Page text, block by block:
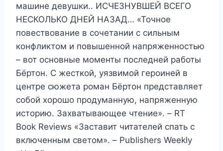
машине девушки.. ИСЧЕЗНУВШЕЙ ВСЕГО
НЕСКОЛЬКО ДНЕЙ НАЗАД… «Точное
повествование в сочетании с сильным
конфликтом и повышенной напряженностью
– вот основные моменты последней работы
Бёртон. С жесткой, уязвимой героиней в
центре сюжета роман Бёртон представляет
собой хорошо продуманную, напряженную
историю. Захватывающее чтение». – RT
Book Reviews «Заставит читателей спать с
включенным светом». – Publishers Weekly